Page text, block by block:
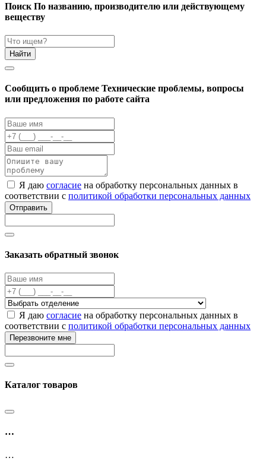
Поиск По названию, производителю или действующему
веществу
Найти
Cообщить о проблеме Технические проблемы, вопросы
или предложения по работе сайта
Я даю согласие на обработку персональных данных в
соответствии с политикой обработки персональных данных
Отправить
Заказать обратный звонок
Я даю согласие на обработку персональных данных в
соответствии с политикой обработки персональных данных
Перезвоните мне
Каталог товаров
…
…